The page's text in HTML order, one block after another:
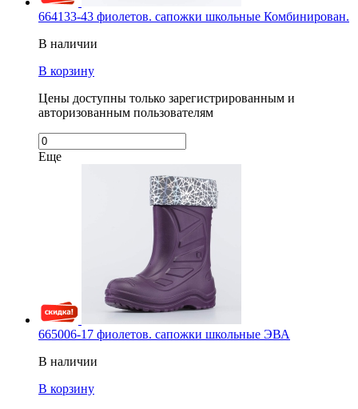
664133-43 фиолетов. сапожки школьные Комбинирован.
В наличии
В корзину
Цены доступны только зарегистрированным и
авторизованным пользователям
Еще
665006-17 фиолетов. сапожки школьные ЭВА
В наличии
В корзину